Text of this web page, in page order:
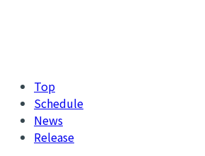
Top
Schedule
News
Release